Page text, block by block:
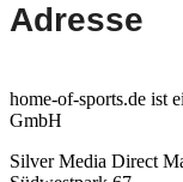
Adresse
home-of-sports.de ist
GmbH
Silver Media Direct